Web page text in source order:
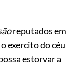
reputados em
exercito do céu
estorvar a